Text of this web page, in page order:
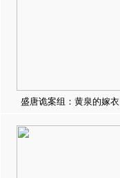
盛唐诡案组：黄泉的嫁衣